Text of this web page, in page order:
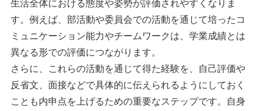
生活全体における態度や姿勢が評価されやすくなりま
す。例えば、部活動や委員会での活動を通じて培ったコ
ミュニケーション能力やチームワークは、学業成績とは
異なる形での評価につながります。
さらに、これらの活動を通じて得た経験を、自己評価や
反省文、面接などで具体的に伝えられるようにしておく
ことも内申点を上げるための重要なステップです。自身